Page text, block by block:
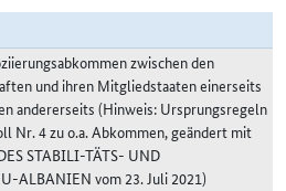
zwischen den
und ihren Mitgliedstaaten einerseits
andererseits (Hinweis: Ursprungsregeln
Nr. 4 zu o.a. Abkommen, geändert mit
STABILI-TÄTS- UND
ALBANIEN vom 23. Juli 2021)